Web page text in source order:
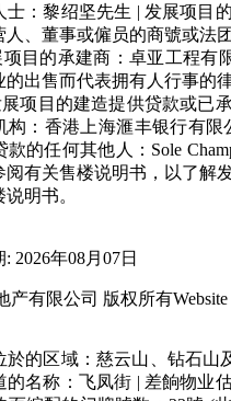
士：黎绍坚先生 | 发展项目
人、董事或僱员的商號或法
项目的承建商：卓亚工程有
的出售而代表拥有人行事的
项目的建造提供贷款或已
构：香港上海滙丰银行有限
的任何其他人：Sole
阅有关售楼说明书，以了解
明书。
2026年08月07日
产有限公司 版权所有
於的区域：慈云山、钻石山
的名称：飞凤街 | 差餉物业